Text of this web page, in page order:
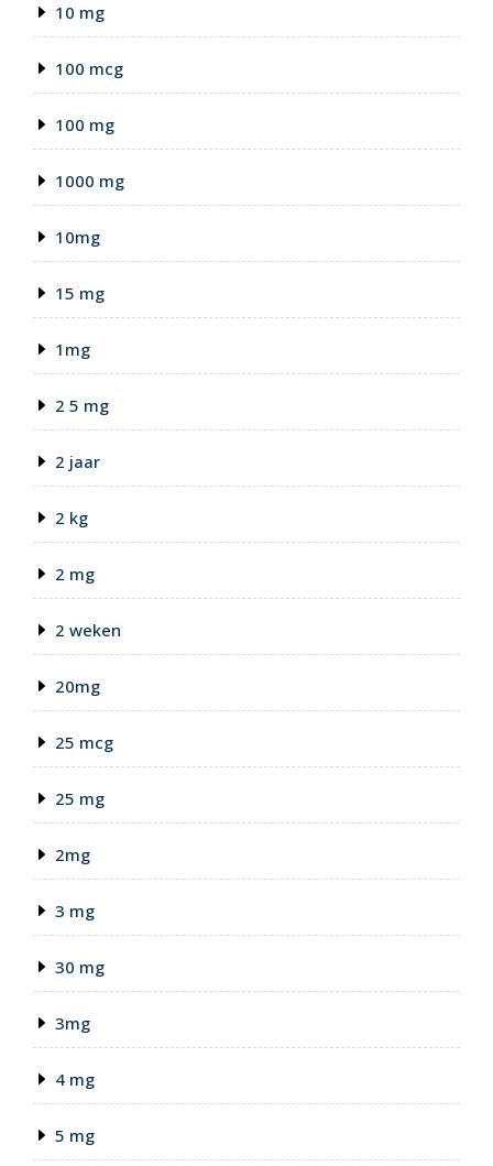
10 mg
100 mcg
100 mg
1000 mg
10mg
15 mg
1mg
2 5 mg
2 jaar
2 kg
2 mg
2 weken
20mg
25 mcg
25 mg
2mg
3 mg
30 mg
3mg
4 mg
5 mg